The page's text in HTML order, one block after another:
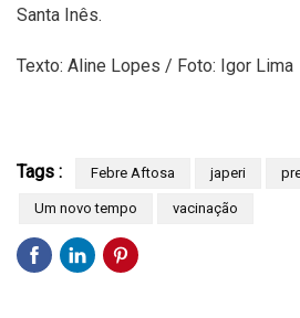
Santa Inês.
Texto: Aline Lopes / Foto: Igor Lima
Tags : Febre Aftosa japeri
Um novo tempo vacinação